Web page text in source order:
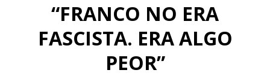
“FRANCO NO ERA
FASCISTA. ERA ALGO
PEOR”